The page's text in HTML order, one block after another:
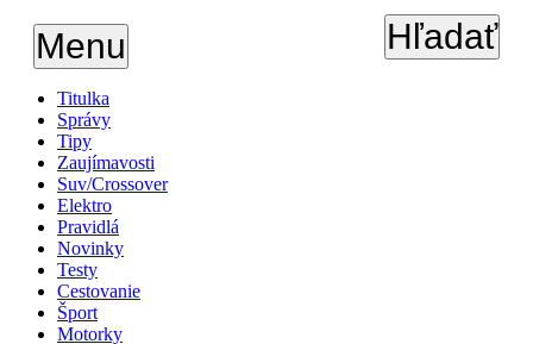
Menu Hľadať
Titulka
Správy
Tipy
Zaujímavosti
Suv/Crossover
Elektro
Pravidlá
Novinky
Testy
Cestovanie
Šport
Motorky